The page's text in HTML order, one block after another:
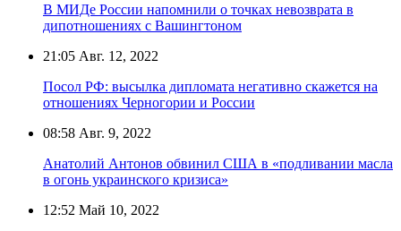
В МИДе России напомнили о точках невозврата в
дипотношениях с Вашингтоном
21:05 Авг. 12, 2022
Посол РФ: высылка дипломата негативно скажется на
отношениях Черногории и России
08:58 Авг. 9, 2022
Анатолий Антонов обвинил США в «подливании масла
в огонь украинского кризиса»
12:52 Май 10, 2022